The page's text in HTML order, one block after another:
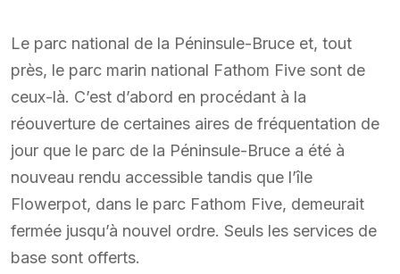
Le parc national de la Péninsule-Bruce et, tout
près, le parc marin national Fathom Five sont de
ceux-là. C’est d’abord en procédant à la
réouverture de certaines aires de fréquentation de
jour que le parc de la Péninsule-Bruce a été à
nouveau rendu accessible tandis que l’île
Flowerpot, dans le parc Fathom Five, demeurait
fermée jusqu’à nouvel ordre. Seuls les services de
base sont offerts.